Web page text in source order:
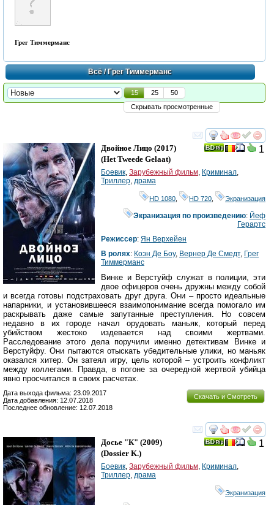
Грег Тиммерманс
Всё/ Грег Тиммерманс
15 25
50
Скрывать просмотренные
смотреть
1
Двойное Лицо (2017)
(Het Tweede Gelaat)
Боевик Зарубежный фильм Криминал
Триллер драма
HD 1080 HD 720 Экранизация
Экранизация по произведению: Йеф
Герартс
Режиссер: Ян Верхейен
В ролях: Коэн Де Боу, Вернер Де Смедт, Грег
Тиммерманс
Винке и Верстуйф служат в полиции, эти
двое офицеров очень дружны между собой
и всегда готовы подстраховать друг друга. Они – просто идеальные
напарники, и установившееся взаимопонимание всегда помогало им
раскрывать даже самые запутанные преступления. Но совсем
недавно в их городе начал орудовать маньяк, который перед
убийством жестоко издевается над своими жертвами.
Расследование этого дела поручили именно детективам Винке и
Верстуйфу. Они пытаются отыскать убедительные улики, но маньяк
оказался хитер. Он затеял игру, цель которой – устроить конфликт
между коллегами. Правда, в погоне за очередной жертвой убийца
явно просчитался в своих расчетах.
Скачать и Смотреть
Дата выхода фильма: 23.09.2017
Дата добавления: 12.07.2018
Последнее обновление: 12.07.2018
смотреть
1
Досье "К" (2009)
(Dossier K.)
Боевик, Зарубежный фильм, Криминал,
Триллер, драма
Экранизация